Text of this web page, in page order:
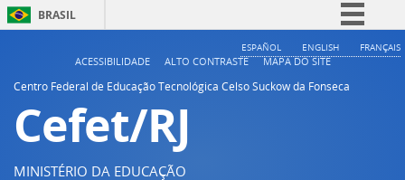
BRASIL
Simplifique!
ESPAÑOL ENGLISH FRANÇAIS
ACESSIBILIDADE ALTO CONTRASTE
MAPA DO SITE
Centro Federal de Educação Tecnológica Celso Suckow da Fonseca
Cefet/RJ
MINISTÉRIO DA EDUCAÇÃO